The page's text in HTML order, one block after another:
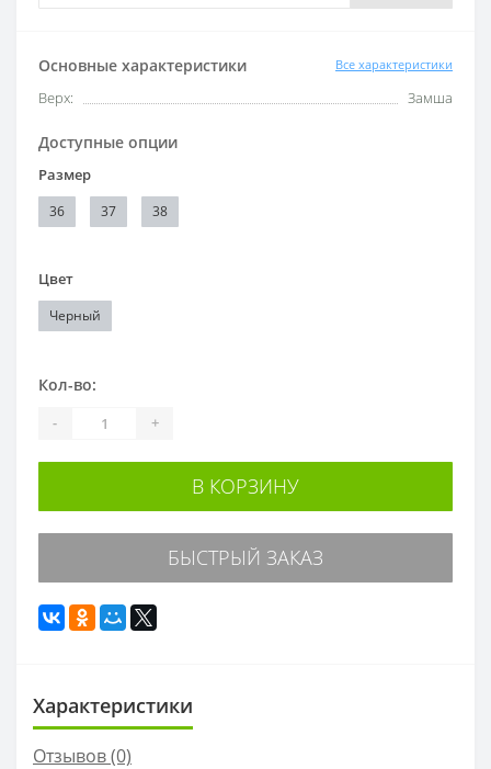
Основные характеристики Все характеристики
Верх: Замша
Доступные опции
Размер
36 37 38
Цвет
Черный
Кол-во:
- +
В КОРЗИНУ
БЫСТРЫЙ ЗАКАЗ
Характеристики
Отзывов (0)